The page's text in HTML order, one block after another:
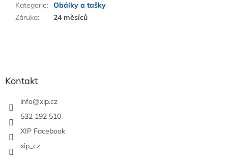
Kategorie: Obálky a tašky
Záruka: 24 měsíců
Kontakt
info@xip.cz
532 192 510
XIP Facebook
xip_cz